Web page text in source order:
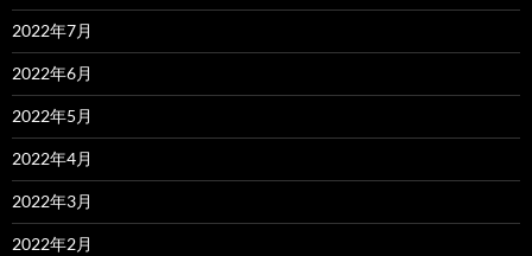
2022年7月
2022年6月
2022年5月
2022年4月
2022年3月
2022年2月